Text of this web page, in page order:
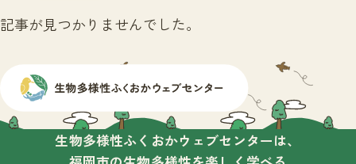
記事が見つかりませんでした。
生物多様性ふくおかウェブセンターは、